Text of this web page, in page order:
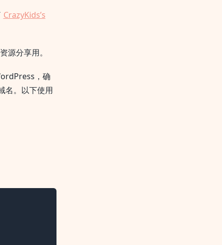
CrazyKids’s
分享用。
，确
名。以下使用